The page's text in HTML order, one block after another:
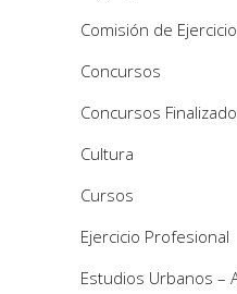
Comisión de
Concursos
Concursos
Cultura
Cursos
Ejercicio Profesional
Estudios Urbanos –